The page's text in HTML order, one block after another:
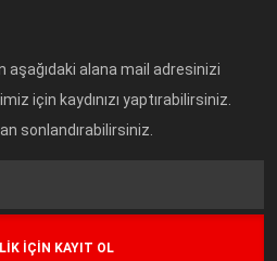
alana mail adresinizi
için kaydınızı yaptırabilirsiniz.
sonlandırabilirsiniz.